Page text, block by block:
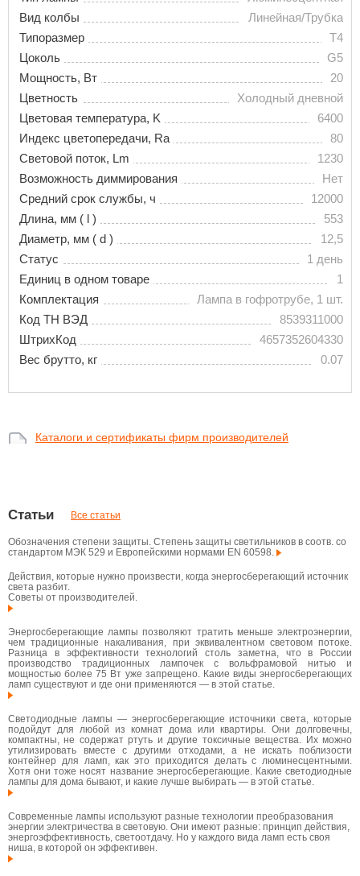
Вид колбы
Линейная/Трубка
Типоразмер
T4
Цоколь
G5
Мощность, Вт
20
Цветность
Холодный дневной
Цветовая температура, K
6400
Индекс цветопередачи, Ra
80
Световой поток, Lm
1230
Возможность диммирования
Нет
Средний срок службы, ч
12000
Длина, мм ( l )
553
Диаметр, мм ( d )
12,5
Статус
1 день
Единиц в одном товаре
1
Комплектация
Лампа в гофротрубе, 1 шт.
Код ТН ВЭД
8539311000
ШтрихКод
4657352604330
Вес брутто, кг
0.07
Каталоги и сертификаты фирм производителей
Статьи Все статьи
Обозначения степени защиты. Степень защиты светильников в соотв. со
стандартом МЭК 529 и Европейскими нормами EN 60598.
Действия, которые нужно произвести, когда энергосберегающий источник
света разбит.
Советы от производителей.
Энергосберегающие лампы позволяют тратить меньше электроэнергии,
чем традиционные накаливания, при эквивалентном световом потоке.
Разница в эффективности технологий столь заметна, что в России
производство традиционных лампочек с вольфрамовой нитью и
мощностью более 75 Вт уже запрещено. Какие виды энергосберегающих
ламп существуют и где они применяются — в этой статье.
Светодиодные лампы — энергосберегающие источники света, которые
подойдут для любой из комнат дома или квартиры. Они долговечны,
компактны, не содержат ртуть и другие токсичные вещества. Их можно
утилизировать вместе с другими отходами, а не искать поблизости
контейнер для ламп, как это приходится делать с люминесцентными.
Хотя они тоже носят название энергосберегающие. Какие светодиодные
лампы для дома бывают, и какие лучше выбирать — в этой статье.
Современные лампы используют разные технологии преобразования
энергии электричества в световую. Они имеют разные: принцип действия,
энергоэффективность, светоотдачу. Но у каждого вида ламп есть своя
ниша, в которой он эффективен.